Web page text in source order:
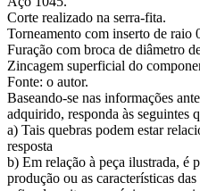
Corte realizado na serra-fita.
Torneamento com inserto de raio
Furação com broca de diâmetro
Zincagem superficial do
Fonte: o autor.
Baseando-se nas informações
adquirido, responda às seguintes
a) Tais quebras podem estar
resposta
b) Em relação à peça ilustrada, é
produção ou as características das